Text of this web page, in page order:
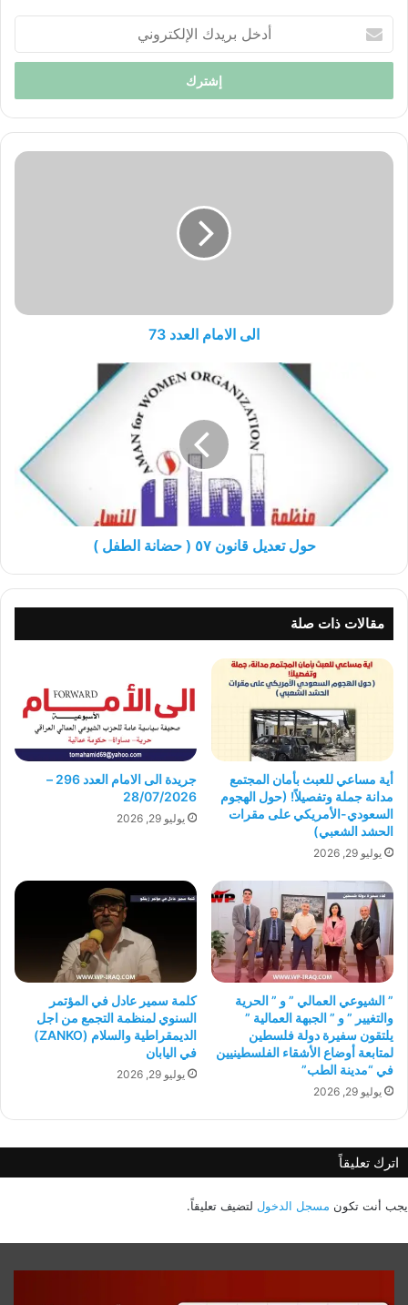
بريدك
الإلكتروني
الى
الى الامام العدد 73
حضانة
الطفل
حول تعديل قانون ٥٧ ( حضانة الطفل )
مقالات ذات صلة
أية مساعي للعبث بأمان المجتمع
مدانة جملة وتفصيلاً! (حول الهجوم
السعودي-الأمريكي على مقرات
الحشد الشعبي)
يوليو 29, 2026
جريدة الى الامام العدد 296 –
28/07/2026
يوليو 29, 2026
” الشيوعي العمالي ” و ” الحرية
والتغيير ” و ” الجبهة العمالية ”
يلتقون سفيرة دولة فلسطين
لمتابعة أوضاع الأشقاء الفلسطينيين
في “مدينة الطب”
يوليو 29, 2026
كلمة سمير عادل في المؤتمر
السنوي لمنظمة التجمع من اجل
الديمقراطية والسلام (ZANKO)
في اليابان
يوليو 29, 2026
اترك تعليقاً
يجب أنت تكون مسجل الدخول لتضيف تعليقاً.